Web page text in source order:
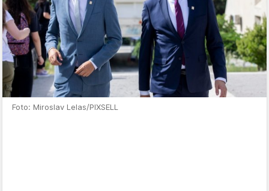
Foto: Miroslav Lelas/PIXSELL